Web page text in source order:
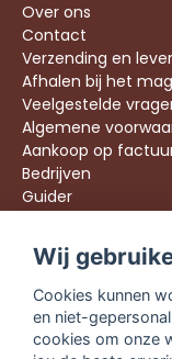
Over ons
Contact
Verzending en
Afhalen bij het
Veelgestelde
Algemene
Aankoop op
Bedrijven
Guider
Följ oss:
Instagram
Facebook
Wij
Cookies kunnen
en niet-
cookies om onze